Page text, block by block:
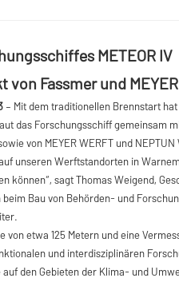
METEOR IV
Fassmer und
– Mit dem traditionellen Brennstart
das Forschungsschiff
von MEYER WERFT und NEPTUN
unseren Werftstandorten in
können“, sagt Thomas Weigend,
Bau von Behörden- und
von etwa 125 Metern und eine
und interdisziplinären
den Gebieten der Klima- und